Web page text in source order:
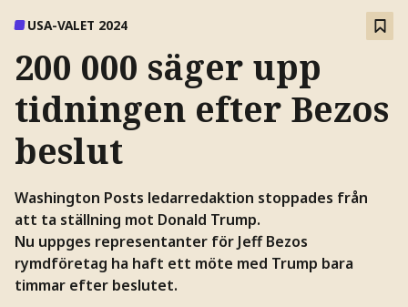
USA-VALET 2024
200 000 säger upp
tidningen efter Bezos
beslut
Washington Posts ledarredaktion stoppades från
att ta ställning mot Donald Trump.
Nu uppges representanter för Jeff Bezos
rymdföretag ha haft ett möte med Trump bara
timmar efter beslutet.